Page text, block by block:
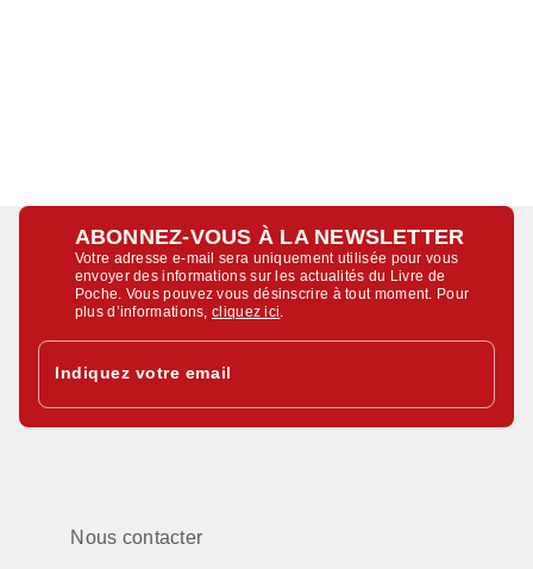
ABONNEZ-VOUS À LA NEWSLETTER
Votre adresse e-mail sera uniquement utilisée pour vous
envoyer des informations sur les actualités du Livre de
Poche. Vous pouvez vous désinscrire à tout moment. Pour
plus d’informations,cliquez ici
Indiquez votre email
Nous contacter